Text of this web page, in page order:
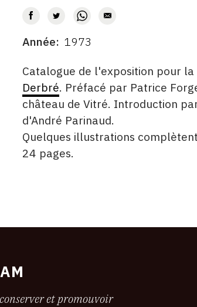
DATE
Année 1973
DESCRITPTION
Catalogue de l'exposition pour
Derbré. Préfacé par Patrice
château de Vitré. Introduction
d'André Parinaud.
Quelques illustrations
24 pages.
et promouvoir